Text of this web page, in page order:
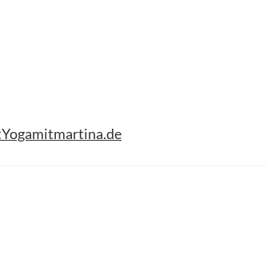
Yogamitmartina.de